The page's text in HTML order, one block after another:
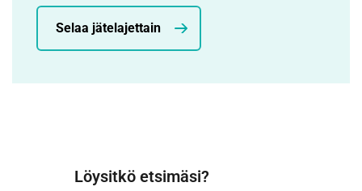
Selaa jätelajettain
Löysitkö etsimäsi?